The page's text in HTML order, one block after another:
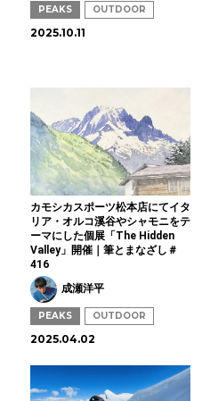
PEAKS OUTDOOR
2025.10.11
カモシカスポーツ松本店にてイタ
リア・オルコ溪谷やシャモニをテ
ーマにした個展「The Hidden
Valley」開催｜筆とまなざし＃
416
成瀬洋平
PEAKS OUTDOOR
2025.04.02